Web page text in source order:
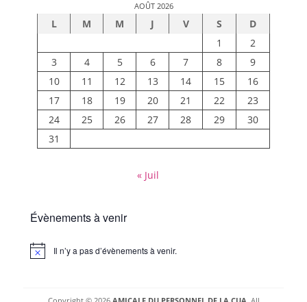
AOÛT 2026
L M M J V S
D
1
2
3
4 5 6 7 8
9
10
11 12 13 14 15
16
17
18 19 20 21 22
23
24
25 26 27 28 29
30
31
« Juil
Évènements à venir
Notice Il n’y a pas d’évènements à venir.